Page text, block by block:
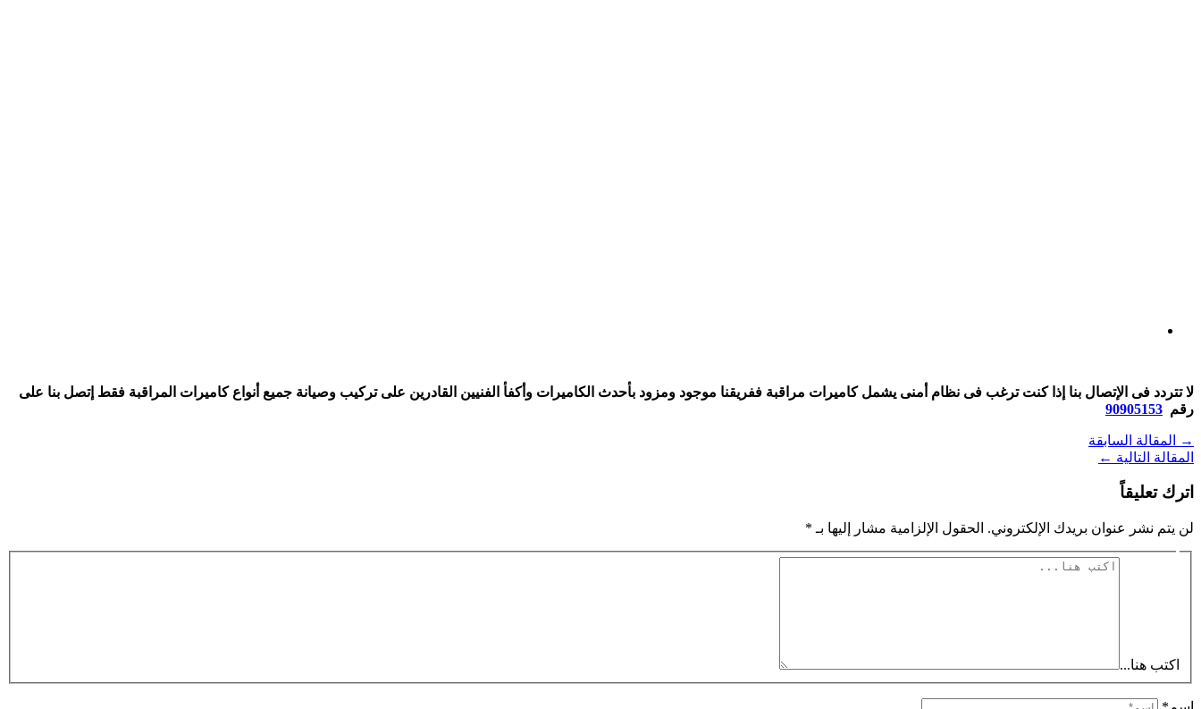
لا تتردد فى الإتصال بنا إذا كنت ترغب فى نظام أمنى يشمل كاميرات مراقبة ففريقنا موجود ومزود بأحدث الكاميرات وأكفأ الفنيين القادرين على تركيب وصيانة جميع أنواع كاميرات المراقبة فقط إتصل بنا على
رقم 90905153
→
المقالة السابقة
المقالة التالية ←
اترك تعليقاً
لن يتم نشر عنوان بريدك الإلكتروني. الحقول الإلزامية مشار إليها بـ *
اكتب هنا...